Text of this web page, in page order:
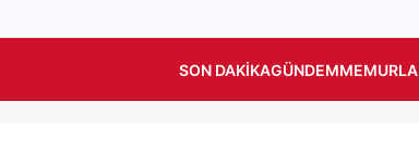
SON DAKIKAGÜNDEM